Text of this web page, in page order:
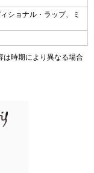
ショナル・ラップ、ミ
時期により異なる場合